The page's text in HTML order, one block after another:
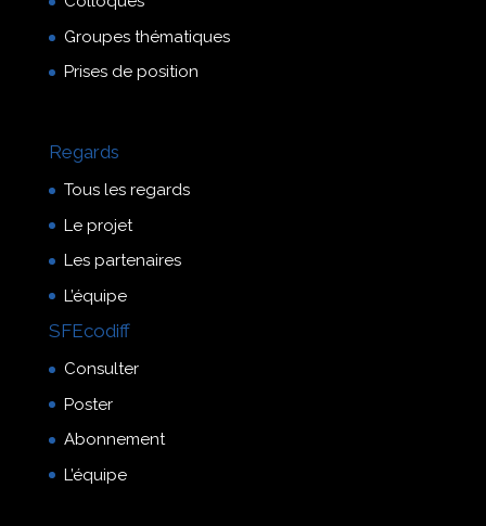
Groupes thématiques
Prises de position
Regards
Tous les regards
Le projet
Les partenaires
L’équipe
SFEcodiff
Consulter
Poster
Abonnement
L’équipe